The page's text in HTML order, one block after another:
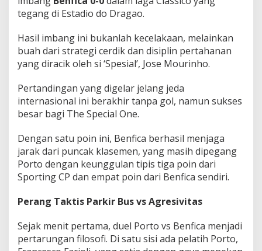
a
l
m
C
l
a
s
i
c
tegang di Estadio do Dragao.
Hasil imbang ini bukanlah kecelakaan, melainkan
buah dari strategi cerdik dan disiplin pertahanan
yang diracik oleh si ‘Spesial’, Jose Mourinho.
Pertandingan yang digelar jelang jeda
internasional ini berakhir tanpa gol, namun sukses
besar bagi The Special One.
Dengan satu poin ini, Benfica berhasil menjaga
jarak dari puncak klasemen, yang masih dipegang
Porto dengan keunggulan tipis tiga poin dari
Sporting CP dan empat poin dari Benfica sendiri.
Perang Taktis Parkir Bus vs Agresivitas
Sejak menit pertama, duel Porto vs Benfica menjadi
pertarungan filosofi. Di satu sisi ada pelatih Porto,